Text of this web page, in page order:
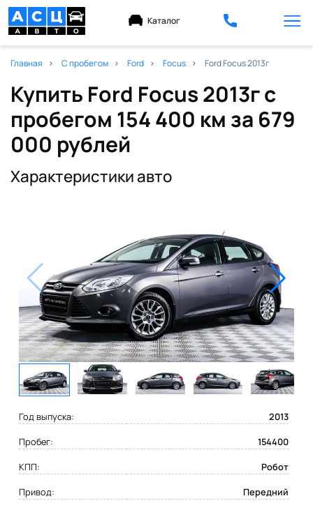
Каталог
Главная С пробегом Ford Focus Ford Focus 2013г
Купить Ford Focus 2013г с
пробегом 154 400 км за 679
000 рублей
Характеристики авто
Год выпуска:
2013
Пробег:
154400
КПП:
Робот
Привод:
Передний